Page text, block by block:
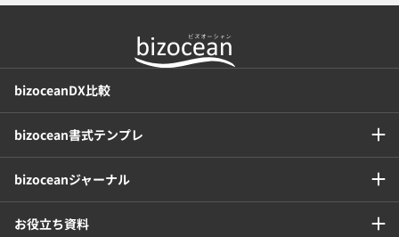
bizoceanDX比較
bizocean書式テンプレ
bizoceanジャーナル
お役立ち資料